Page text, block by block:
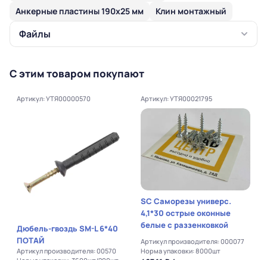
Анкерные пластины 190х25 мм
Клин монтажный
Файлы
С этим товаром покупают
Артикул: УТЯ00000570
Дюбель-гвоздь SM-L 6*40
ПОТАЙ
Артикул производителя: 00570
Артикул: УТЯ00021795
SC Саморезы универс.
4,1*30 острые оконные
белые с раззенковкой
Артикул производителя: 000077
Норма упаковки: 8000шт